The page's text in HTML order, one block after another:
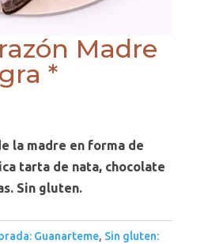
Madre
*
la madre en forma de
tarta de nata, chocolate
Sin gluten.
Guanarteme, Sin gluten: